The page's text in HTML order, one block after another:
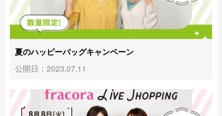
夏のハッピーバッグキャンペーン
公開日：2023.07.11